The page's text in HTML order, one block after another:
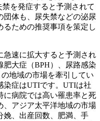
を発症すると予測されて
団体も、尿失禁などの泌尿
ための推奨事項を策定し
急速に拡大すると予測され
大症（BPH）、尿路感染
地域の市場を牽引してい
染症はUTIです。UTIは社
に病院では高い罹患率と死
、アジア太平洋地域の市場
娩、出産回数、肥満、手